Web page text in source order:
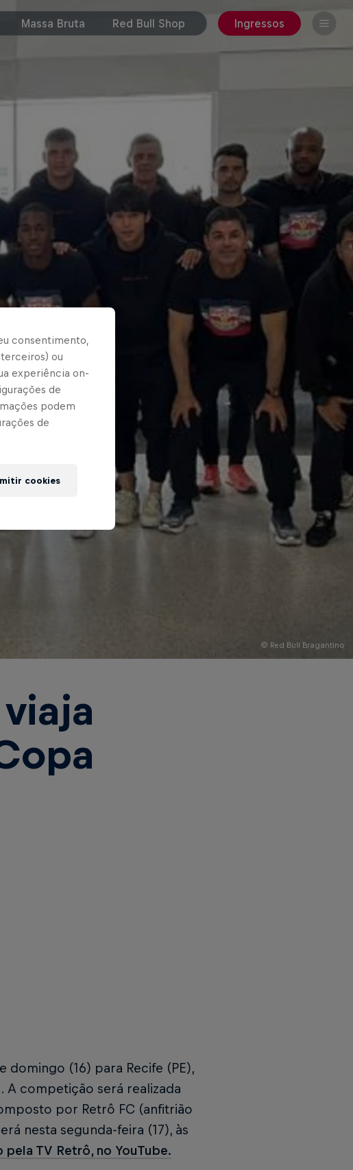
Massa Bruta Red Bull Shop Ingressos
© Red Bull Bragantino
domingo (16) para Recife (PE),
A competição será realizada
por Retrô FC (anfitrião
nesta segunda-feira (17), às
TV Retrô, no YouTube.
consentimento,
ou
experiência on-
de
podem
de
cookies